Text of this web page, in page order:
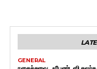
GENERAL